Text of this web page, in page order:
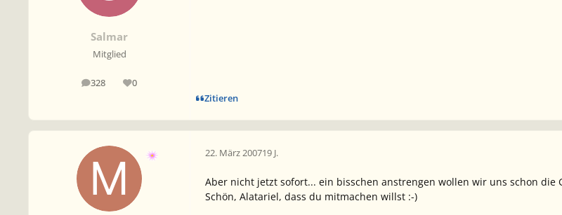
Salmar
Mitglied
328
Beiträge 0
Reputation
Zitieren
22. März 200719 J.
Aber nicht jetzt sofort... ein bisschen anstrengen wollen wir uns schon die
Schön, Alatariel, dass du mitmachen willst :-)